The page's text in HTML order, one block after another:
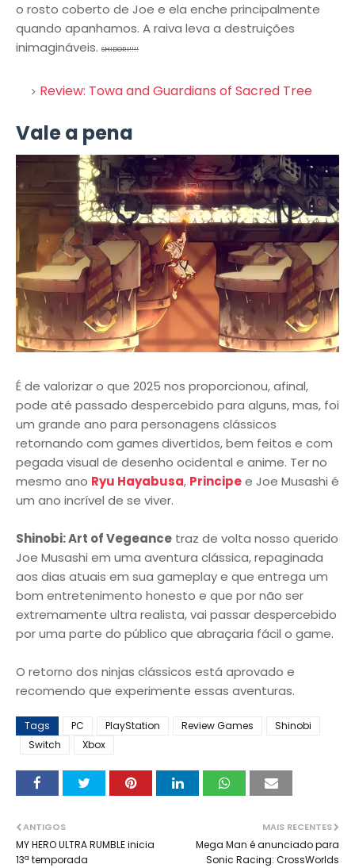
o rosto coberto de Joe e ela enche principalmente
quando apanhamos. A raiva leva a destruições
inimagináveis. SHIDORI!!!!
Review: Towa and Guardians of Sacred Tree
Vale a pena
É de valorizar o que 2025 nos proporcionou, afinal,
pode até passado despercebido para alguns, mas, foi
um grande ano para personagens clássicos
retornando com games divertidos, bem feitos e com
pegada visual de desenho ocidental e anime. Ter no
mesmo ano Ryu Hayabusa, Principee Joe Musashi é
um ano incrível de se viver.
Shinobi: Art of Vegeance traz de volta nosso querido
Joe Musashi em uma aventura clássica, repaginada
aos dias atuais em sua gameplay e que entrega um
bom entretenimento honesto e que por não ser
extremamente ultra realista, vai passar despercebido
por uma parte do público que abraçaria fácil o game.
O retorno dos ninjas clássicos está aprovado e
recomendo que experimente essas aventuras.
Tags PC PlayStation Review Games
Shinobi
Switch
Xbox
MAIS RECENTES
Mega Man é anunciado para
Sonic Racing: CrossWorlds
ANTIGOS
MY HERO ULTRA RUMBLE inicia
13ª temporada